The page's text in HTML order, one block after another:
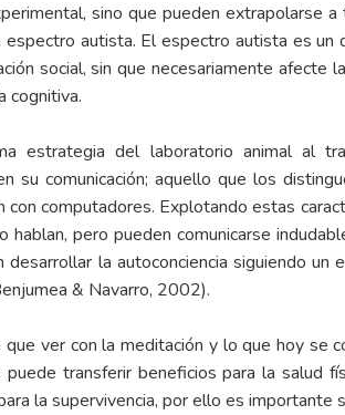
sino que pueden extrapolarse
autista. El espectro autista es
social, sin que necesariamente afecte
cognitiva.
estrategia del laboratorio animal al
su comunicación; aquello que los
computadores. Explotando estas
pero pueden comunicarse
la autoconciencia siguiendo un
& Navarro, 2002).
ver con la meditación y lo que hoy se
transferir beneficios para la salud
la supervivencia, por ello es